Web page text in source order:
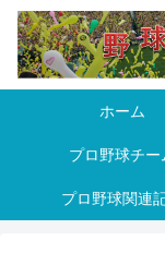
ホーム
プロ野球チー
プロ野球関連